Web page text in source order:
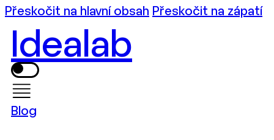
Přeskočit na hlavní obsah Přeskočit na zápatí
Idealab
Blog